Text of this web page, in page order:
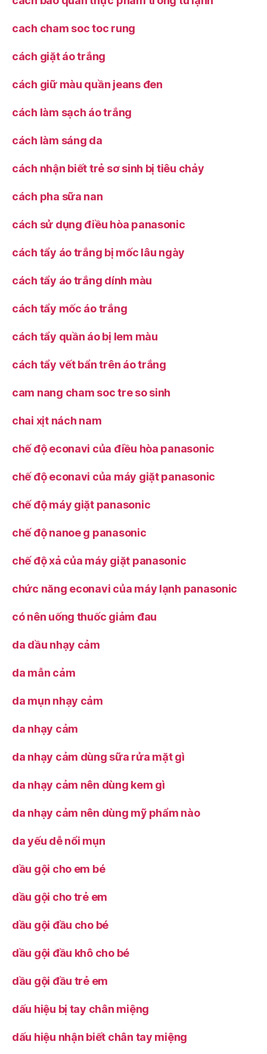
cach cham soc toc rung
cách giặt áo trắng
cách giữ màu quần jeans đen
cách làm sạch áo trắng
cách làm sáng da
cách nhận biết trẻ sơ sinh bị tiêu chảy
cách pha sữa nan
cách sử dụng điều hòa panasonic
cách tẩy áo trắng bị mốc lâu ngày
cách tẩy áo trắng dính màu
cách tẩy mốc áo trắng
cách tẩy quần áo bị lem màu
cách tẩy vết bẩn trên áo trắng
cam nang cham soc tre so sinh
chai xịt nách nam
chế độ econavi của điều hòa panasonic
chế độ econavi của máy giặt panasonic
chế độ máy giặt panasonic
chế độ nanoe g panasonic
chế độ xả của máy giặt panasonic
chức năng econavi của máy lạnh panasonic
có nên uống thuốc giảm đau
da dầu nhạy cảm
da mẫn cảm
da mụn nhạy cảm
da nhạy cảm
da nhạy cảm dùng sữa rửa mặt gì
da nhạy cảm nên dùng kem gì
da nhạy cảm nên dùng mỹ phẩm nào
da yếu dễ nổi mụn
dầu gội cho em bé
dầu gội cho trẻ em
dầu gội đầu cho bé
dầu gội đầu khô cho bé
dầu gội đầu trẻ em
dấu hiệu bị tay chân miệng
dấu hiệu nhận biết chân tay miệng